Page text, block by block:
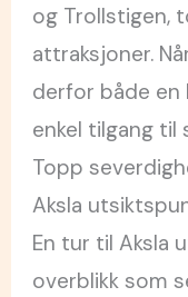
og Trollstigen,
attraksjoner.
derfor både en
enkel tilgang
Topp
Aksla
En tur til Aksla
overblikk som